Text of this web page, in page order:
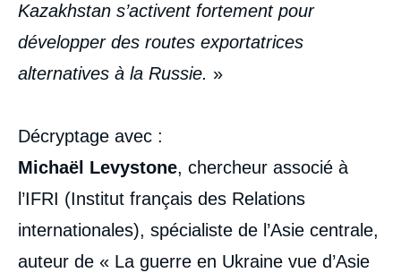
Kazakhstan s’activent fortement pour
développer des routes exportatrices
alternatives à la Russie. »
Décryptage avec :
Michaël Levystone, chercheur associé à
l’IFRI (Institut français des Relations
internationales), spécialiste de l’Asie centrale,
auteur de « La guerre en Ukraine vue d’Asie